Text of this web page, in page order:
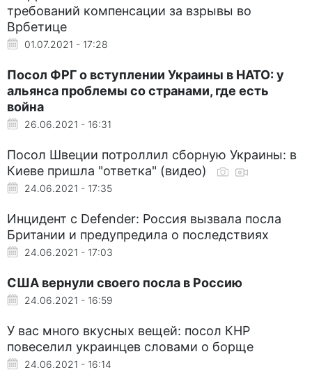
требований компенсации за взрывы во
Врбетице
01.07.2021 - 17:28
Посол ФРГ о вступлении Украины в НАТО: у
альянса проблемы со странами, где есть
война
26.06.2021 - 16:31
Посол Швеции потроллил сборную Украины: в
Киеве пришла "ответка" (видео)
24.06.2021 - 17:35
Инцидент с Defender: Россия вызвала посла
Британии и предупредила о последствиях
24.06.2021 - 17:03
США вернули своего посла в Россию
24.06.2021 - 16:59
У вас много вкусных вещей: посол КНР
повеселил украинцев словами о борще
24.06.2021 - 16:14